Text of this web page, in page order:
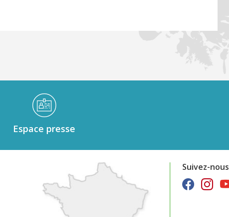
Espace presse
Suivez-nous